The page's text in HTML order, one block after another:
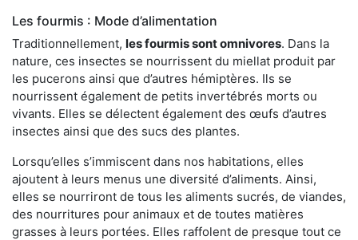
Les fourmis : Mode d’alimentation
Traditionnellement, les fourmis sont omnivores. Dans la
nature, ces insectes se nourrissent du miellat produit par
les pucerons ainsi que d’autres hémiptères. Ils se
nourrissent également de petits invertébrés morts ou
vivants. Elles se délectent également des œufs d’autres
insectes ainsi que des sucs des plantes.
Lorsqu’elles s’immiscent dans nos habitations, elles
ajoutent à leurs menus une diversité d’aliments. Ainsi,
elles se nourriront de tous les aliments sucrés, de viandes,
des nourritures pour animaux et de toutes matières
grasses à leurs portées. Elles raffolent de presque tout ce